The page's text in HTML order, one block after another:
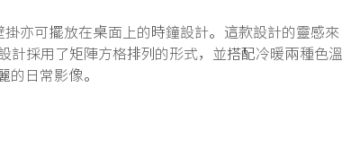
亦可擺放在桌面上的時鐘設計。這款設計的靈感來
計採用了矩陣方格排列的形式，並搭配冷暖兩種色溫
日常影像。